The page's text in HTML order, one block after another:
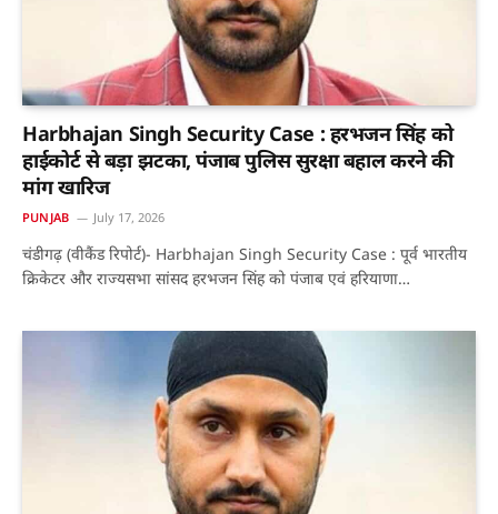
Harbhajan Singh Security Case : हरभजन सिंह को
हाईकोर्ट से बड़ा झटका, पंजाब पुलिस सुरक्षा बहाल करने की
मांग खारिज
PUNJAB July 17, 2026
चंडीगढ़ (वीकैंड रिपोर्ट)- Harbhajan Singh Security Case : पूर्व भारतीय
क्रिकेटर और राज्यसभा सांसद हरभजन सिंह को पंजाब एवं हरियाणा…